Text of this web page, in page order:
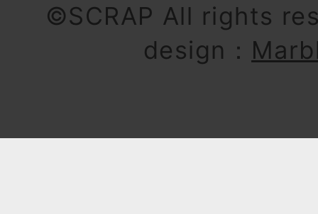
©SCRAP All rights
design：